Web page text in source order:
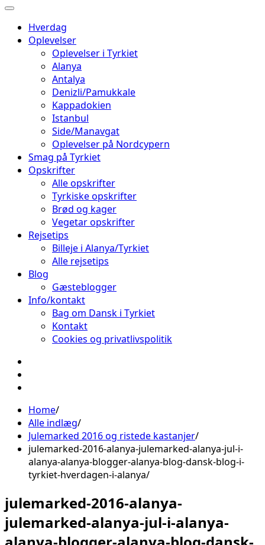
Hverdag
Oplevelser
Oplevelser i Tyrkiet
Alanya
Antalya
Denizli/Pamukkale
Kappadokien
Istanbul
Side/Manavgat
Oplevelser på Nordcypern
Smag på Tyrkiet
Opskrifter
Alle opskrifter
Tyrkiske opskrifter
Brød og kager
Vegetar opskrifter
Rejsetips
Billeje i Alanya/Tyrkiet
Alle rejsetips
Blog
Gæsteblogger
Info/kontakt
Bag om Dansk i Tyrkiet
Kontakt
Cookies og privatlivspolitik
Home
Alle indlæg
Julemarked 2016 og ristede kastanjer
julemarked-2016-alanya-julemarked-alanya-jul-i-
alanya-alanya-blogger-alanya-blog-dansk-blog-i-
tyrkiet-hverdagen-i-alanya
julemarked-2016-alanya-
julemarked-alanya-jul-i-alanya-